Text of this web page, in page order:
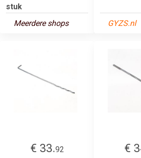
stuk
Meerdere shops
GYZS.nl
€ 33.92
€